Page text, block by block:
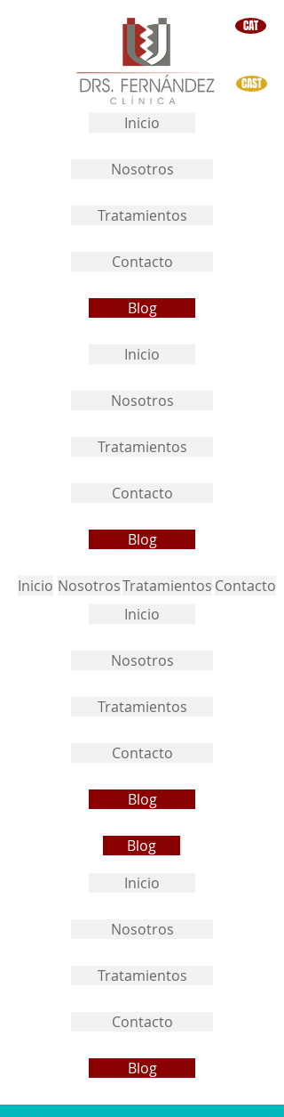
CAT
CAST
Inicio
Nosotros
Tratamientos
Contacto
Blog
Inicio
Nosotros
Tratamientos
Contacto
Blog
Inicio NosotrosTratamientos Contacto
Inicio
Nosotros
Tratamientos
Contacto
Blog
Blog
Inicio
Nosotros
Tratamientos
Contacto
Blog